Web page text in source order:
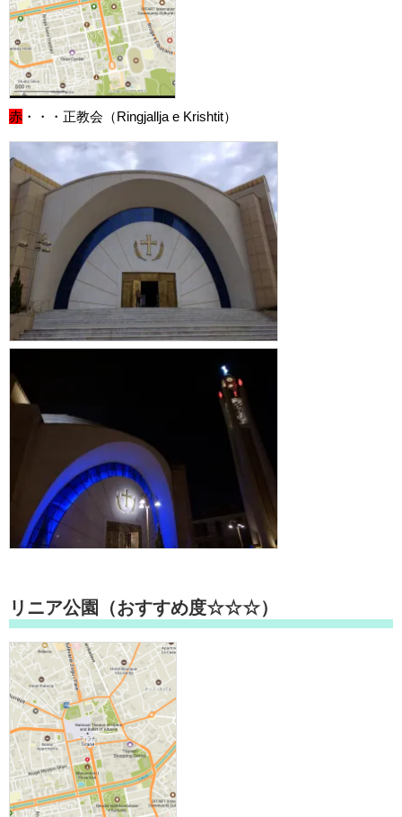
赤 ・・・正教会（Ringjallja e Krishtit）
リニア公園（おすすめ度☆☆☆）